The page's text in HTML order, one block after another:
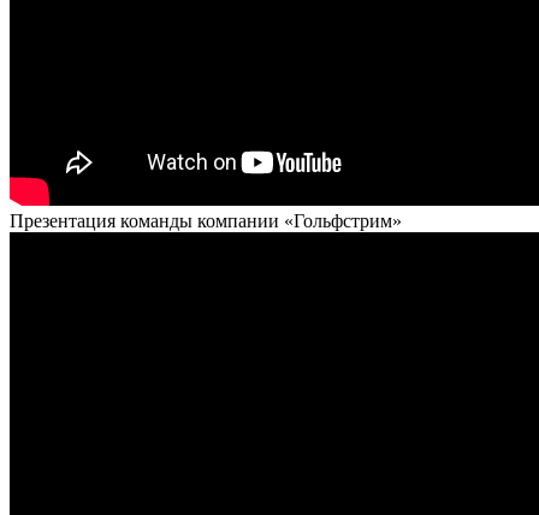
Презентация команды компании «Гольфстрим»